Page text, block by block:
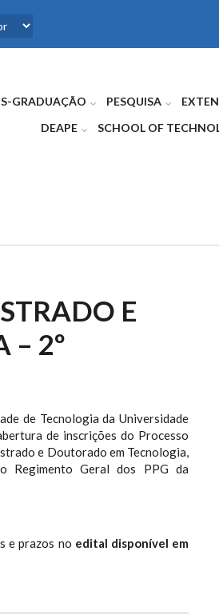
GRADUAÇÃO PESQUISA
DEAPE
SCHOOL OF
E
– 2º
de Tecnologia da Universidade
de inscrições do Processo
e Doutorado em Tecnologia,
Regimento Geral dos PPG da
e prazos no edital disponível em